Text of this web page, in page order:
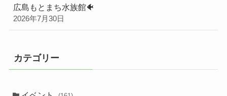
広島もとまち水族館🐠
2026年7月30日
カテゴリー